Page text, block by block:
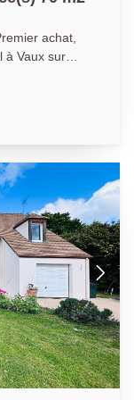
salle de
À cela
d'une
une
bien
découvert.
achat,
à Vaux sur
et écoles,
dans cette
avec goût.
très
en plus
extérieur
vos
extérieur
également.
coup